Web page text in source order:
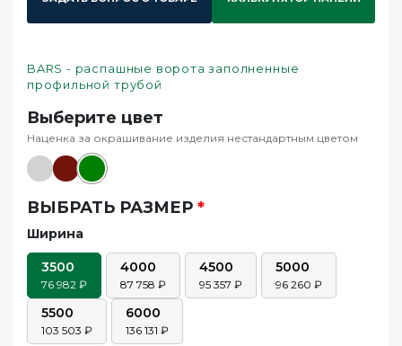
BARS - распашные ворота заполненные
профильной трубой
Выберите цвет
Наценка за окрашивание изделия нестандартным цветом
ВЫБРАТЬ РАЗМЕР *
Ширина
3500
76 982
4000
87 758
4500
95 357
5000
96 260
5500
103 503
6000
136 131